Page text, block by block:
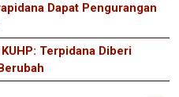
Dapat Pengurangan
Terpidana Diberi